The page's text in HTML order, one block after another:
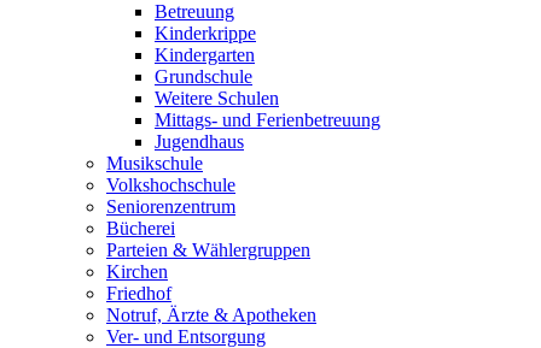
Betreuung
Kinderkrippe
Kindergarten
Grundschule
Weitere Schulen
Mittags- und Ferienbetreuung
Jugendhaus
Musikschule
Volkshochschule
Seniorenzentrum
Bücherei
Parteien & Wählergruppen
Kirchen
Friedhof
Notruf, Ärzte & Apotheken
Ver- und Entsorgung